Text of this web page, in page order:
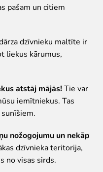
pašam un citiem
dzīvnieku maltīte ir
liekus kārumus,
atstāj mājās!Tie var
iemītniekus. Tas
nožogojumu un nekāp
dzīvnieka teritorija,
no visas sirds.